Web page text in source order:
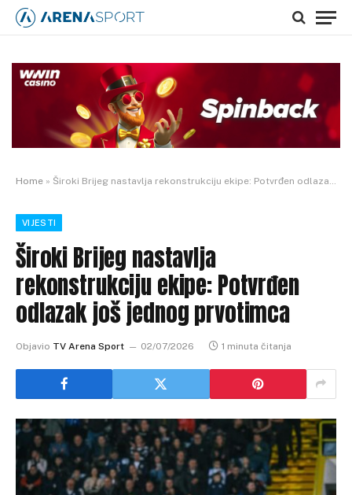
Home » Široki Brijeg nastavlja rekonstrukciju ekipe: Potvrđen odlazak još jednog prvotimca
VIJESTI
Široki Brijeg nastavlja
rekonstrukciju ekipe: Potvrđen
odlazak još jednog prvotimca
Objavio TV Arena Sport 02/07/2026 1 minuta čitanja